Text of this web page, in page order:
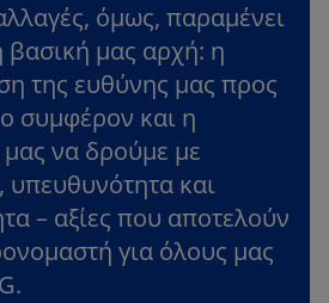
όμως, παραμένει
βασική μας αρχή: η
της ευθύνης μας προς
συμφέρον και η
να δρούμε με
υπευθυνότητα και
– αξίες που αποτελούν
για όλους μας